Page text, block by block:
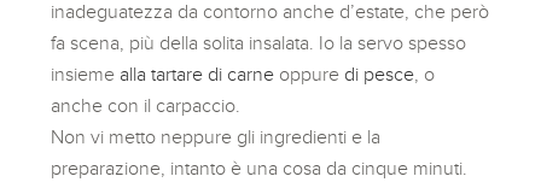
inadeguatezza da contorno anche d’estate, che però
fa scena, più della solita insalata. Io la servo spesso
insieme alla tartare di carne oppure di pesce , o
anche con il carpaccio.
Non vi metto neppure gli ingredienti e la
preparazione, intanto è una cosa da cinque minuti.